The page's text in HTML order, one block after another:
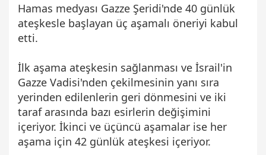
Hamas medyası Gazze Şeridi'nde 40 günlük
ateşkesle başlayan üç aşamalı öneriyi kabul
etti.
İlk aşama ateşkesin sağlanması ve İsrail'in
Gazze Vadisi'nden çekilmesinin yanı sıra
yerinden edilenlerin geri dönmesini ve iki
taraf arasında bazı esirlerin değişimini
içeriyor. İkinci ve üçüncü aşamalar ise her
aşama için 42 günlük ateşkesi içeriyor.